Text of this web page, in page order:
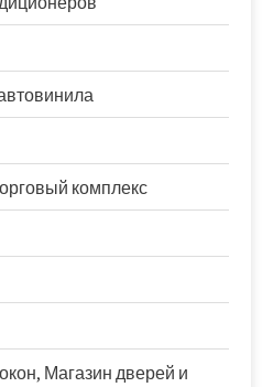
комплекс
Магазин дверей и